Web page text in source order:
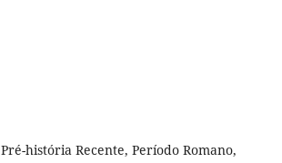
Pré-história Recente, Período Romano,